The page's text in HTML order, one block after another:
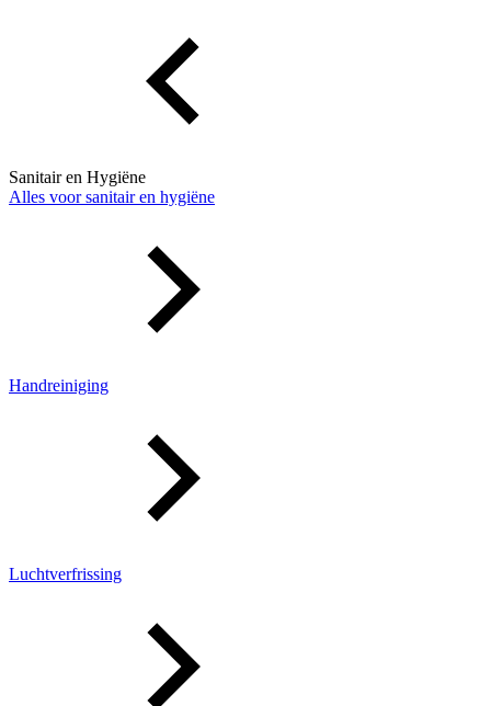
Sanitair en Hygiëne
Alles voor sanitair en hygiëne
Handreiniging
Luchtverfrissing